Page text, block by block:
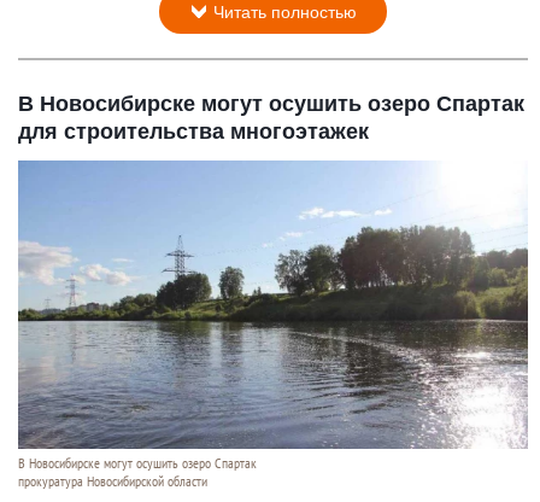
Читать полностью
В Новосибирске могут осушить озеро Спартак
для строительства многоэтажек
В Новосибирске могут осушить озеро Спартак
прокуратура Новосибирской области